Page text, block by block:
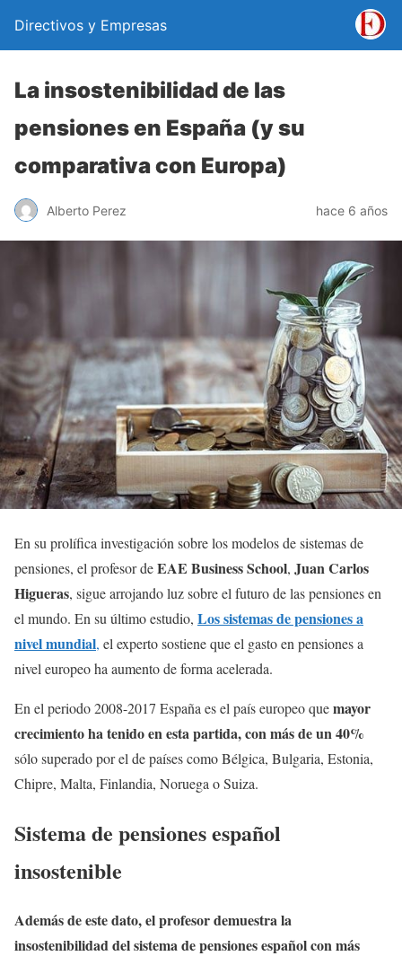
Directivos y Empresas
La insostenibilidad de las
pensiones en España (y su
comparativa con Europa)
Alberto Perez hace 6 años
En su prolífica investigación sobre los modelos de sistemas de
pensiones, el profesor deEAE Business School, Juan Carlos
Higueras, sigue arrojando luz sobre el futuro de las pensiones en
el mundo. En su último estudio, Los sistemas de pensiones a
nivel mundial, el experto sostiene que el gasto en pensiones a
nivel europeo ha aumento de forma acelerada.
En el periodo 2008-2017 España es el país europeo quemayor
crecimiento ha tenido en esta partida, con más de un 40%
sólo superado por el de países como Bélgica, Bulgaria, Estonia,
Chipre, Malta, Finlandia, Noruega o Suiza.
Sistema de pensiones español
insostenible
Además de este dato, el profesor demuestra la
insostenibilidad del sistema de pensiones español con más